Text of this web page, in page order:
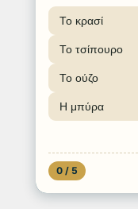
Το κρασί
Το τσίπουρο
Το ούζο
Η μπύρα
0 / 5